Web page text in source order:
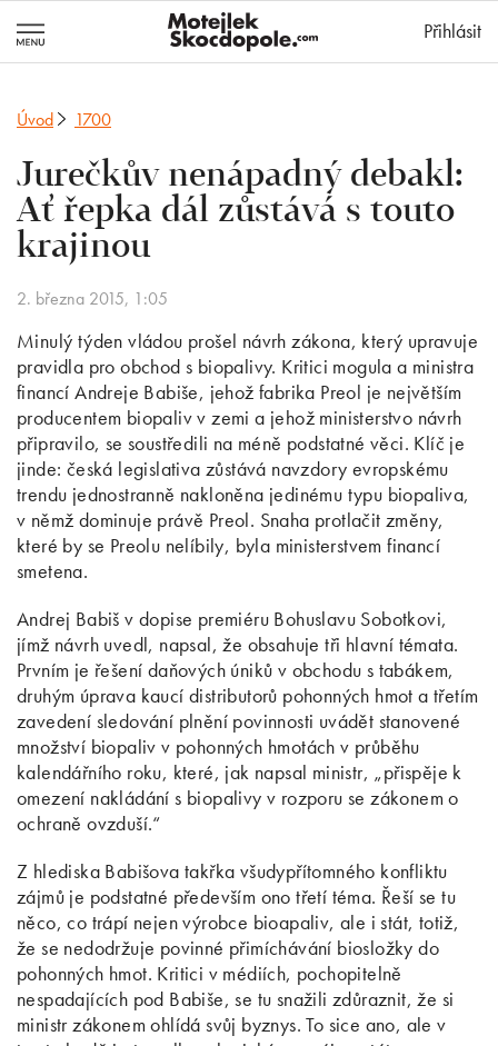
Přihlásit
Úvod 1700
Jurečkův nenápadný debakl:
Ať řepka dál zůstává s touto
krajinou
2. března 2015, 1:05
Minulý týden vládou prošel návrh zákona, který upravuje
pravidla pro obchod s biopalivy. Kritici mogula a ministra
financí Andreje Babiše, jehož fabrika Preol je největším
producentem biopaliv v zemi a jehož ministerstvo návrh
připravilo, se soustředili na méně podstatné věci. Klíč je
jinde: česká legislativa zůstává navzdory evropskému
trendu jednostranně nakloněna jedinému typu biopaliva,
v němž dominuje právě Preol. Snaha protlačit změny,
které by se Preolu nelíbily, byla ministerstvem financí
smetena.
Andrej Babiš v dopise premiéru Bohuslavu Sobotkovi,
jímž návrh uvedl, napsal, že obsahuje tři hlavní témata.
Prvním je řešení daňových úniků v obchodu s tabákem,
druhým úprava kaucí distributorů pohonných hmot a třetím
zavedení sledování plnění povinnosti uvádět stanovené
množství biopaliv v pohonných hmotách v průběhu
kalendářního roku, které, jak napsal ministr, „přispěje k
omezení nakládání s biopalivy v rozporu se zákonem o
ochraně ovzduší.“
Z hlediska Babišova takřka všudypřítomného konfliktu
zájmů je podstatné především ono třetí téma. Řeší se tu
něco, co trápí nejen výrobce bioapaliv, ale i stát, totiž,
že se nedodržuje povinné přimíchávání biosložky do
pohonných hmot. Kritici v médiích, pochopitelně
nespadajících pod Babiše, se tu snažili zdůraznit, že si
ministr zákonem ohlídá svůj byznys. To sice ano, ale v